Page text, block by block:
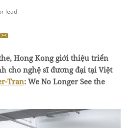
lead
Hong Kong giới thiệu triển
cho nghệ sĩ đương đại tại Việt
Tran: We No Longer See the